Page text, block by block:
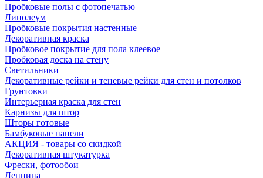
Пробковые полы с фотопечатью
Линолеум
Пробковые покрытия настенные
Декоративная краска
Пробковое покрытие для пола клеевое
Пробковая доска на стену
Светильники
Декоративные рейки и теневые рейки для стен и потолков
Грунтовки
Интерьерная краска для стен
Карнизы для штор
Шторы готовые
Бамбуковые панели
АКЦИЯ - товары со скидкой
Декоративная штукатурка
Фрески, фотообои
Лепнина